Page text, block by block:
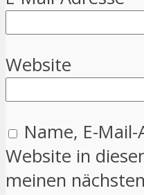
Website
Name, E-
Website in
meinen